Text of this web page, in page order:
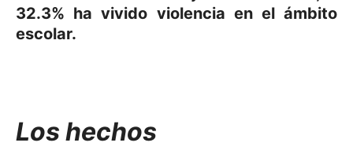
32.3% ha vivido violencia en el ámbito
escolar.
Los hechos